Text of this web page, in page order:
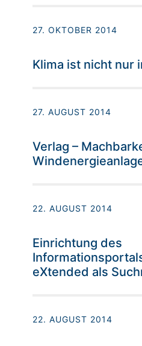
27. OKTOBER 2014
Klima ist nicht nur
27. AUGUST 2014
Verlag –
22. AUGUST 2014
Einrichtung des
eXtended als
22. AUGUST 2014